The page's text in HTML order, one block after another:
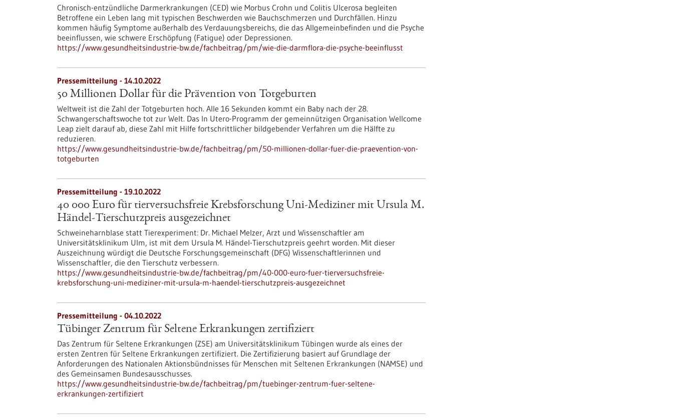
Chronisch-entzündliche Darmerkrankungen (CED) wie Morbus Crohn und Colitis Ulcerosa begleiten
Betroffene ein Leben lang mit typischen Beschwerden wie Bauchschmerzen und Durchfällen. Hinzu
kommen häufig Symptome außerhalb des Verdauungsbereichs, die das Allgemeinbefinden und die Psyche
beeinflussen, wie schwere Erschöpfung (Fatigue) oder Depressionen.
https://www.gesundheitsindustrie-bw.de/fachbeitrag/pm/wie-die-darmflora-die-psyche-beeinflusst
Pressemitteilung - 14.10.2022
50 Millionen Dollar für die Prävention von Totgeburten
Weltweit ist die Zahl der Totgeburten hoch. Alle 16 Sekunden kommt ein Baby nach der 28.
Schwangerschaftswoche tot zur Welt. Das In Utero-Programm der gemeinnützigen Organisation Wellcome
Leap zielt darauf ab, diese Zahl mit Hilfe fortschrittlicher bildgebender Verfahren um die Hälfte zu
reduzieren.
https://www.gesundheitsindustrie-bw.de/fachbeitrag/pm/50-millionen-dollar-fuer-die-praevention-von-
totgeburten
Pressemitteilung - 19.10.2022
40 000 Euro für tierversuchsfreie Krebsforschung Uni-Mediziner mit Ursula M.
Händel-Tierschutzpreis ausgezeichnet
Schweineharnblase statt Tierexperiment: Dr. Michael Melzer, Arzt und Wissenschaftler am
Universitätsklinikum Ulm, ist mit dem Ursula M. Händel-Tierschutzpreis geehrt worden. Mit dieser
Auszeichnung würdigt die Deutsche Forschungsgemeinschaft (DFG) Wissenschaftlerinnen und
Wissenschaftler, die den Tierschutz verbessern.
https://www.gesundheitsindustrie-bw.de/fachbeitrag/pm/40-000-euro-fuer-tierversuchsfreie-
krebsforschung-uni-mediziner-mit-ursula-m-haendel-tierschutzpreis-ausgezeichnet
Pressemitteilung - 04.10.2022
Tübinger Zentrum für Seltene Erkrankungen zertifiziert
Das Zentrum für Seltene Erkrankungen (ZSE) am Universitätsklinikum Tübingen wurde als eines der
ersten Zentren für Seltene Erkrankungen zertifiziert. Die Zertifizierung basiert auf Grundlage der
Anforderungen des Nationalen Aktionsbündnisses für Menschen mit Seltenen Erkrankungen (NAMSE) und
des Gemeinsamen Bundesausschusses.
https://www.gesundheitsindustrie-bw.de/fachbeitrag/pm/tuebinger-zentrum-fuer-seltene-
erkrankungen-zertifiziert